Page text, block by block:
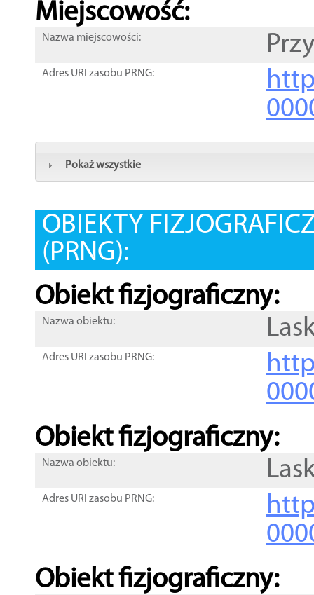
Miejscowość:
Nazwa miejscowości:
Adres URI zasobu PRNG:
Pokaż wszystkie
OBIEKTY
(PRNG):
Obiekt fizjograficzny:
Nazwa obiektu:
Adres URI zasobu PRNG:
Obiekt fizjograficzny:
Nazwa obiektu:
Adres URI zasobu PRNG:
Obiekt fizjograficzny: